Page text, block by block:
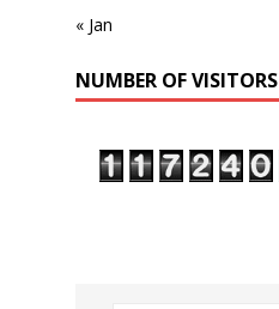
« Jan
NUMBER OF VISITORS